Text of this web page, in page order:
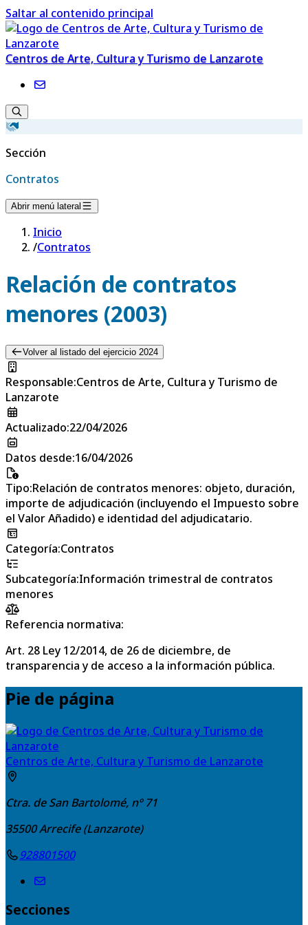
Saltar al contenido principal
Centros de Arte, Cultura y Turismo de Lanzarote
Sección
Contratos
Abrir menú lateral
Inicio
/Contratos
Relación de contratos
menores (2003)
Volver al listado del ejercicio 2024
Responsable:Centros de Arte, Cultura y Turismo de
Lanzarote
Actualizado:22/04/2026
Datos desde:16/04/2026
Tipo:Relación de contratos menores: objeto, duración,
importe de adjudicación (incluyendo el Impuesto sobre
el Valor Añadido) e identidad del adjudicatario.
Categoría:Contratos
Subcategoría:Información trimestral de contratos
menores
Referencia normativa:
Art. 28 Ley 12/2014, de 26 de diciembre, de
transparencia y de acceso a la información pública.
Pie de página
Centros de Arte, Cultura y Turismo de Lanzarote
Ctra. de San Bartolomé, nº 71
35500Arrecife (Lanzarote)
928801500
Secciones